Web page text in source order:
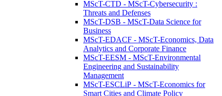
MScT-CTD - MScT-Cybersecurity :
Threats and Defenses
MScT-DSB - MScT-Data Science for
Business
MScT-EDACF - MScT-Economics, Data
Analytics and Corporate Finance
MScT-EESM - MScT-Environmental
Engineering and Sustainability
Management
MScT-ESCLiP - MScT-Economics for
Smart Cities and Climate Policy